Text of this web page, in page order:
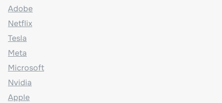
Adobe
Netflix
Tesla
Meta
Microsoft
Nvidia
Apple